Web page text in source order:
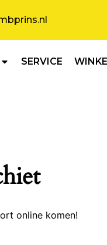
SERVICE
online komen!